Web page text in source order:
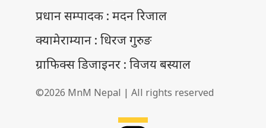
प्रधान सम्पादक : मदन रिजाल
क्यामेराम्यान : धिरज गुरुङ
ग्राफिक्स डिजाइनर : विजय बस्याल
©2026 MnM Nepal | All rights reserved